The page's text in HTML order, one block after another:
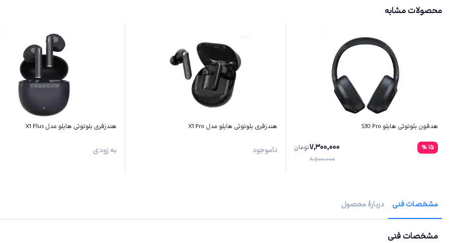
محصولات مشابه
هدفون بلوتوثی هایلو S30 Pro
15
%
7,300,000
8,500,000
تومان
هندزفری بلوتوثی هایلو مدل X1 Pro
ناموجود
هندزفری بلوتوثی هایلو مدل X1 Plus
به زودی
مشخصات فنی دربارهٔ محصول
مشخصات فنی